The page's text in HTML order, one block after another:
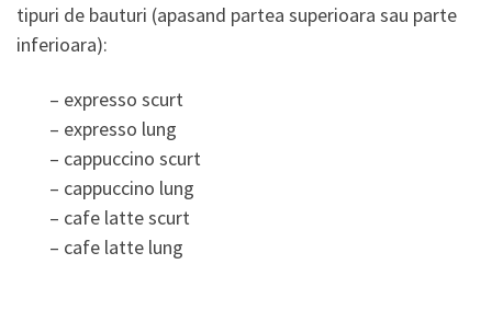
tipuri de bauturi (apasand partea superioara sau parte
inferioara):
– expresso scurt
– expresso lung
– cappuccino scurt
– cappuccino lung
– cafe latte scurt
– cafe latte lung